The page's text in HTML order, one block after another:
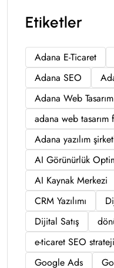
Etiketler
Adana E-Ticaret
Adana SEO
Adana Web Tasarım
adana web tasarım
Adana yazılım
AI Görünürlük
AI Kaynak Merkezi
CRM Yazılımı
Dijital Satış
e-ticaret SEO
Google Ads